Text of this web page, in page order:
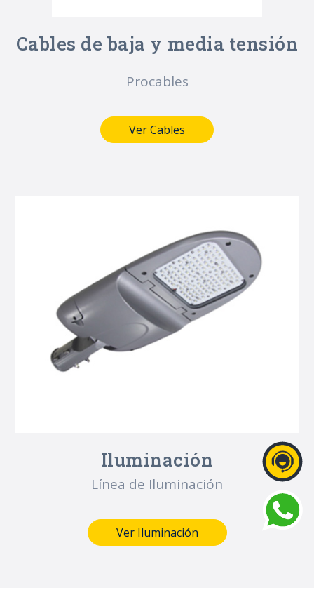
Cables de baja y media tensión
Procables
Ver Cables
Iluminación
Línea de Iluminación
Ver Iluminación